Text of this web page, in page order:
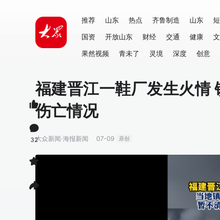
推荐 山东 热点 齐鲁制造 山东
国资
开放山东 财经 交通 健康
果然视频
青未了 灵境 深度 创意
福建晋江一鞋厂发生火情
伤亡情况
大众新闻·海报新闻 07-09 原创
32